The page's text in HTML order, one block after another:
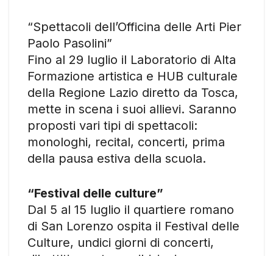
“Spettacoli dell’Officina delle Arti Pier
Paolo Pasolini”
Fino al 29 luglio il Laboratorio di Alta
Formazione artistica e HUB culturale
della Regione Lazio diretto da Tosca,
mette in scena i suoi allievi. Saranno
proposti vari tipi di spettacoli:
monologhi, recital, concerti, prima
della pausa estiva della scuola.
“Festival delle culture”
Dal 5 al 15 luglio il quartiere romano
di San Lorenzo ospita il Festival delle
Culture, undici giorni di concerti,